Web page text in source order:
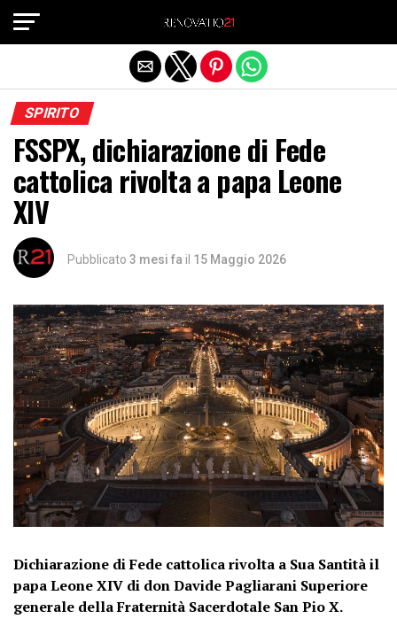
SPIRITO
FSSPX, dichiarazione di Fede
cattolica rivolta a papa Leone
XIV
Pubblicato 3 mesi fa il 15 Maggio 2026
Dichiarazione di Fede cattolica rivolta a Sua Santità il
papa Leone XIV di don Davide Pagliarani Superiore
generale della Fraternità Sacerdotale San Pio X.
Exit mobile version